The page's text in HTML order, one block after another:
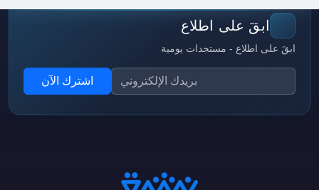
ابقَ على اطلاع
ابقَ على اطلاع - مستجدات يومية
اشترك الآن